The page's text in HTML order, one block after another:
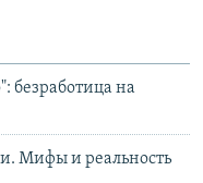
безработица на
Мифы и реальность